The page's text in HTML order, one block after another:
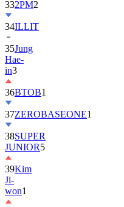
332PM2
34ILLIT
35Jung
Hae-
in3
36BTOB1
37ZEROBASEONE1
38SUPER
JUNIOR5
39Kim
Ji-
won1